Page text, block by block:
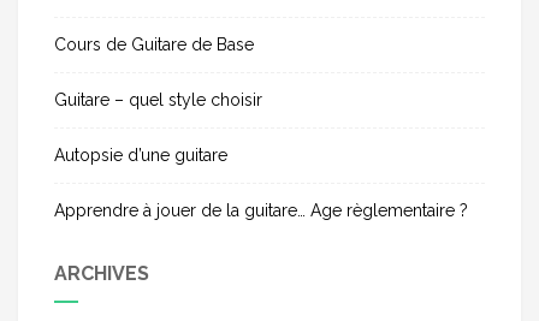
o
:
Cours de Guitare de Base
Guitare – quel style choisir
Autopsie d’une guitare
Apprendre à jouer de la guitare… Age règlementaire ?
ARCHIVES